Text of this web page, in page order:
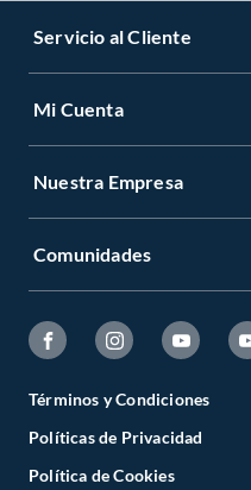
Servicio al Cliente
Mi Cuenta
Nuestra Empresa
Comunidades
Términos y Condiciones
Políticas de Privacidad
Política de Cookies